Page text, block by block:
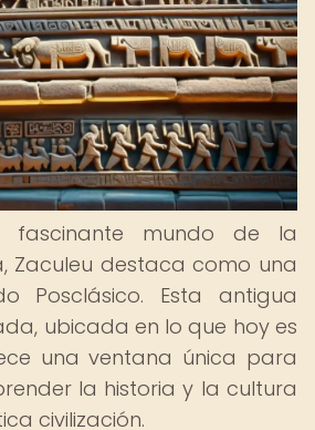
mundo de la
Zaculeu destaca como una
Posclásico. Esta antigua
ubicada en lo que hoy es
una ventana única para
la historia y la cultura
civilización.